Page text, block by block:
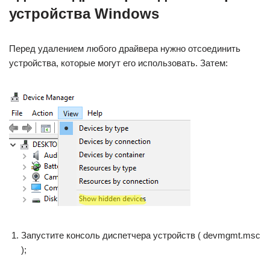
устройства Windows
Перед удалением любого драйвера нужно отсоединить
устройства, которые могут его использовать. Затем:
Запустите консоль диспетчера устройств ( devmgmt.msc
);